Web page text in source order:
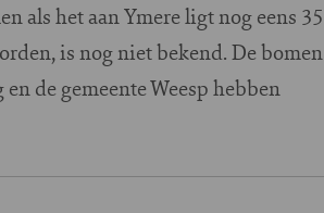
als het aan Ymere ligt nog eens 35
is nog niet bekend. De bomen
de gemeente Weesp hebben